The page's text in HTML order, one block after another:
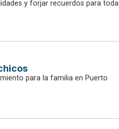
y forjar recuerdos para toda
para la familia en Puerto